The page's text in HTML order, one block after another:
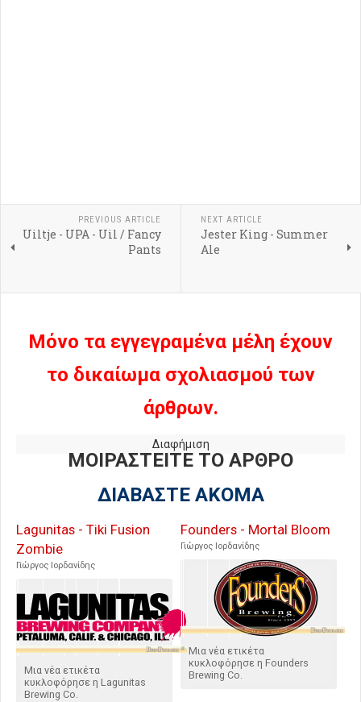
PREVIOUS ARTICLE
Uiltje - UPA - Uil / Fancy
Pants
NEXT ARTICLE
Jester King - Summer
Ale
Μόνο τα εγγεγραμένα μέλη έχουν
το δικαίωμα σχολιασμού των
άρθρων.
Διαφήμιση
ΜΟΙΡΑΣΤΕΙΤΕ ΤΟ ΑΡΘΡΟ
ΔΙΑΒΑΣΤΕ ΑΚΟΜΑ
Lagunitas - Tiki Fusion
Zombie
Γιώργος Ιορδανίδης
Μια νέα ετικέτα
κυκλοφόρησε η Lagunitas
Brewing Co.
Founders - Mortal Bloom
Γιώργος Ιορδανίδης
Μια νέα ετικέτα
κυκλοφόρησε η Founders
Brewing Co.